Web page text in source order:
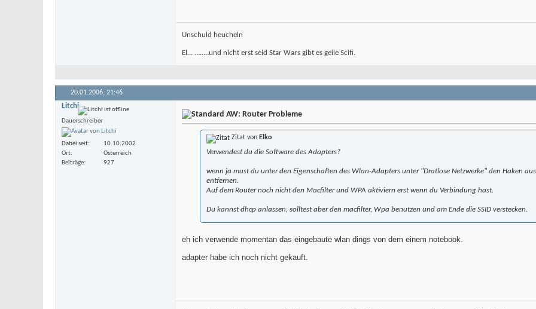
Unschuld heucheln
El... ........und nicht erst seid Star Wars gibt es geile Scifi.
20.01.2006, 21:46
Litchi
Dauerschreiber
Dabei seit
10.10.2002
Ort
Österreich
Beiträge
927
AW: Router Probleme
Zitat von Elko
Verwendest du die Software des Adapters?
wenn ja must du unter den Eigenschaften des Wlan-Adapters unter "Dratlose Netzwerke" den Haken
entfernen.
Auf dem Router noch nicht den Macfilter und WPA aktiviern erst wenn du Verbindung hast.
Du kannst dhcp anlassen, solltest aber den macfilter, Wpa benutzen und am Ende die SSID verstecken.
eh ich verwende momentan das eingebaute wlan dings von dem einem notebook.
adapter habe ich noch nicht gekauft.